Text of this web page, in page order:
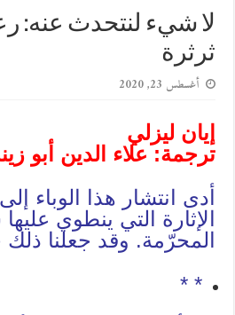
لا شيء لنتحدث عنه:
ثرثرة
أغسطس 23, 2020
إيان ليزلي
ترجمة: علاء الدين أبو
أدى انتشار هذا الوباء
الإثارة التي ينطوي
المحرّمة. وقد جعلنا ذلك
* *